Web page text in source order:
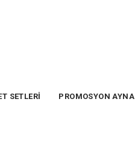
SETLERİ PROMOSYON AYNA